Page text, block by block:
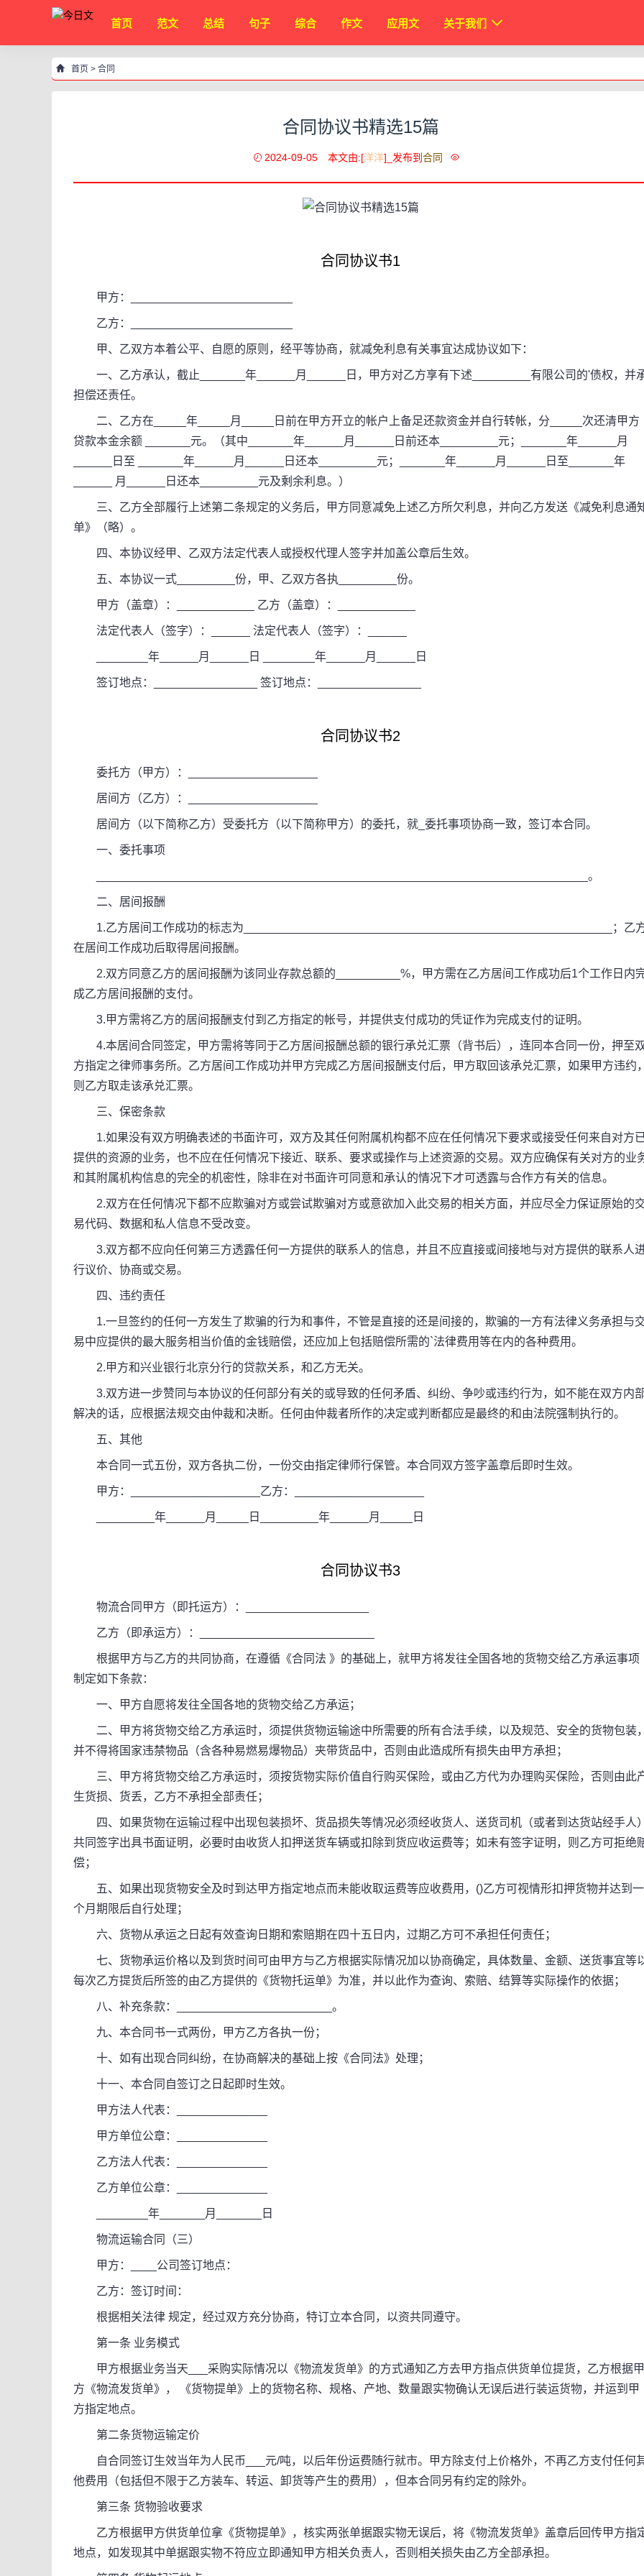
首页 范文 总结 句子 综合 作文 应用文 关于我们
首页 > 合同
合同协议书精选15篇
2024-09-05 本文由:[洋洋]_发布到 合同
合同协议书1
甲方：_________________________
乙方：_________________________
甲、乙双方本着公平、自愿的原则，经平等协商，就减免利息有关事宜达成协议如下：
一、乙方承认，截止_______年______月______日，甲方对乙方享有下述_________有限公司的'债权，并
担偿还责任。
二、乙方在_____年_____月_____日前在甲方开立的帐户上备足还款资金并自行转帐，分_____次还清甲方
贷款本金余额 _______元。（其中_______年______月______日前还本_________元；_______年______月
______日至 _______年______月______日还本_________元；_______年______月______日至_______年
______ 月______日还本_________元及剩余利息。）
三、乙方全部履行上述第二条规定的义务后，甲方同意减免上述乙方所欠利息，并向乙方发送《减免利息通
单》（略）。
四、本协议经甲、乙双方法定代表人或授权代理人签字并加盖公章后生效。
五、本协议一式_________份，甲、乙双方各执_________份。
甲方（盖章）：____________ 乙方（盖章）：____________
法定代表人（签字）：______ 法定代表人（签字）：______
________年______月______日 ________年______月______日
签订地点：________________ 签订地点：________________
合同协议书2
委托方（甲方）：____________________
居间方（乙方）：____________________
居间方（以下简称乙方）受委托方（以下简称甲方）的委托，就_委托事项协商一致，签订本合同。
一、委托事项
____________________________________________________________________________。
二、居间报酬
1.乙方居间工作成功的标志为_________________________________________________________；乙
在居间工作成功后取得居间报酬。
2.双方同意乙方的居间报酬为该同业存款总额的__________%，甲方需在乙方居间工作成功后1个工作日内
成乙方居间报酬的支付。
3.甲方需将乙方的居间报酬支付到乙方指定的帐号，并提供支付成功的凭证作为完成支付的证明。
4.本居间合同签定，甲方需将等同于乙方居间报酬总额的银行承兑汇票（背书后），连同本合同一份，押至
方指定之律师事务所。乙方居间工作成功并甲方完成乙方居间报酬支付后，甲方取回该承兑汇票，如果甲方违约
则乙方取走该承兑汇票。
三、保密条款
1.如果没有双方明确表述的书面许可，双方及其任何附属机构都不应在任何情况下要求或接受任何来自对方
提供的资源的业务，也不应在任何情况下接近、联系、要求或操作与上述资源的交易。双方应确保有关对方的业
和其附属机构信息的完全的机密性，除非在对书面许可同意和承认的情况下才可透露与合作方有关的信息。
2.双方在任何情况下都不应欺骗对方或尝试欺骗对方或意欲加入此交易的相关方面，并应尽全力保证原始的
易代码、数据和私人信息不受改变。
3.双方都不应向任何第三方透露任何一方提供的联系人的信息，并且不应直接或间接地与对方提供的联系人
行议价、协商或交易。
四、违约责任
1.一旦签约的任何一方发生了欺骗的行为和事件，不管是直接的还是间接的，欺骗的一方有法律义务承担与
易中应提供的最大服务相当价值的金钱赔偿，还应加上包括赔偿所需的`法律费用等在内的各种费用。
2.甲方和兴业银行北京分行的贷款关系，和乙方无关。
3.双方进一步赞同与本协议的任何部分有关的或导致的任何矛盾、纠纷、争吵或违约行为，如不能在双方内
解决的话，应根据法规交由仲裁和决断。任何由仲裁者所作的决定或判断都应是最终的和由法院强制执行的。
五、其他
本合同一式五份，双方各执二份，一份交由指定律师行保管。本合同双方签字盖章后即时生效。
甲方：____________________乙方：____________________
_________年______月_____日_________年______月_____日
合同协议书3
物流合同甲方（即托运方）：___________________
乙方（即承运方）：___________________________
根据甲方与乙方的共同协商，在遵循《合同法 》的基础上，就甲方将发往全国各地的货物交给乙方承运事项
制定如下条款：
一、甲方自愿将发往全国各地的货物交给乙方承运；
二、甲方将货物交给乙方承运时，须提供货物运输途中所需要的所有合法手续，以及规范、安全的货物包装
并不得将国家违禁物品（含各种易燃易爆物品）夹带货品中，否则由此造成所有损失由甲方承担；
三、甲方将货物交给乙方承运时，须按货物实际价值自行购买保险，或由乙方代为办理购买保险，否则由此
生货损、货丢，乙方不承担全部责任；
四、如果货物在运输过程中出现包装损坏、货品损失等情况必须经收货人、送货司机（或者到达货站经手人
共同签字出具书面证明，必要时由收货人扣押送货车辆或扣除到货应收运费等；如未有签字证明，则乙方可拒绝
偿；
五、如果出现货物安全及时到达甲方指定地点而未能收取运费等应收费用，()乙方可视情形扣押货物并达到一
个月期限后自行处理；
六、货物从承运之日起有效查询日期和索赔期在四十五日内，过期乙方可不承担任何责任；
七、货物承运价格以及到货时间可由甲方与乙方根据实际情况加以协商确定，具体数量、金额、送货事宜等
每次乙方提货后所签的由乙方提供的《货物托运单》为准，并以此作为查询、索赔、结算等实际操作的依据；
八、补充条款：________________________。
九、本合同书一式两份，甲方乙方各执一份；
十、如有出现合同纠纷，在协商解决的基础上按《合同法》处理；
十一、本合同自签订之日起即时生效。
甲方法人代表：______________
甲方单位公章：______________
乙方法人代表：______________
乙方单位公章：______________
________年_______月_______日
物流运输合同（三）
甲方：____公司签订地点：
乙方：签订时间：
根据相关法律 规定，经过双方充分协商，特订立本合同，以资共同遵守。
第一条 业务模式
甲方根据业务当天___采购实际情况以《物流发货单》的方式通知乙方去甲方指点供货单位提货，乙方根据甲
方《物流发货单》， 《货物提单》上的货物名称、规格、产地、数量跟实物确认无误后进行装运货物，并运到甲
方指定地点。
第二条货物运输定价
自合同签订生效当年为人民币___元/吨，以后年份运费随行就市。甲方除支付上价格外，不再乙方支付任何
他费用（包括但不限于乙方装车、转运、卸货等产生的费用），但本合同另有约定的除外。
第三条 货物验收要求
乙方根据甲方供货单位拿《货物提单》，核实两张单据跟实物无误后，将《物流发货单》盖章后回传甲方指
地点，如发现其中单据跟实物不符应立即通知甲方相关负责人，否则相关损失由乙方全部承担。